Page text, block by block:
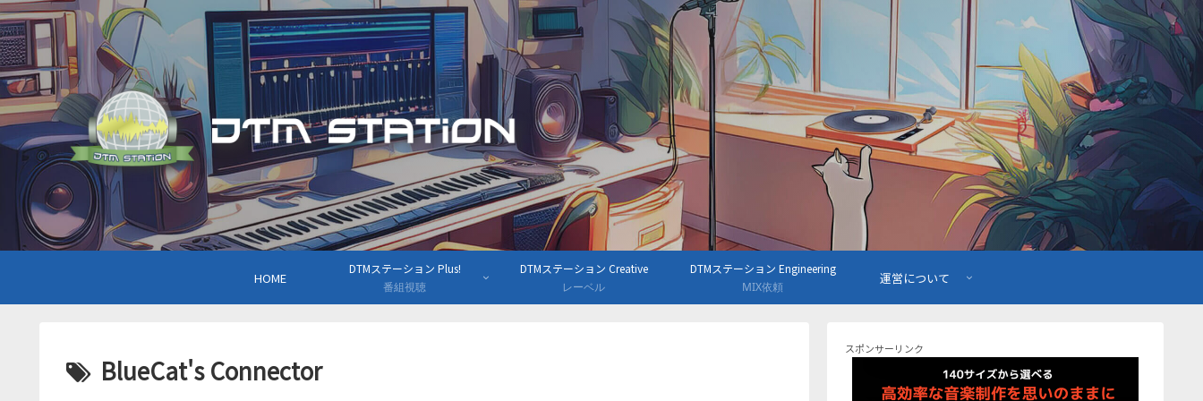
HOME
DTMステーション Plus!
番組視聴
DTMステーション Creative
レーベル
DTMステーション Engineering
MIX依頼
運営について
BlueCat's Connector
スポンサーリンク